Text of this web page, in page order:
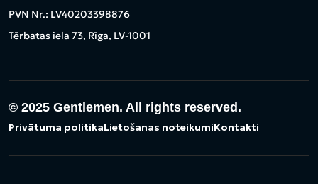
PVN Nr.: LV40203398876
Tērbatas iela 73, Rīga, LV-1001
© 2025 Gentlemen. All rights reserved.
Privātuma politikaLietošanas noteikumiKontakti